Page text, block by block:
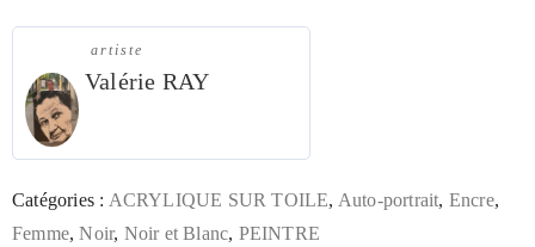
artiste
Valérie RAY
Catégories : ACRYLIQUE SUR TOILE, Auto-portrait, Encre,
Femme,Noir, Noir et Blanc, PEINTRE